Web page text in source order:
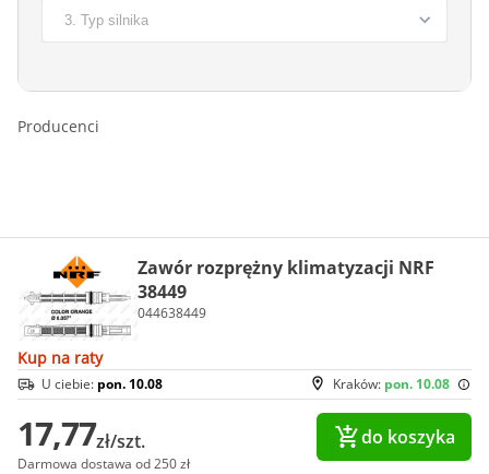
Producenci
Zawór rozprężny klimatyzacji NRF
38449
044638449
Kup na raty
Kraków: pon. 10.08
U ciebie: pon. 10.08
17,77zł/szt.
Darmowa dostawa od 250 zł
do koszyka